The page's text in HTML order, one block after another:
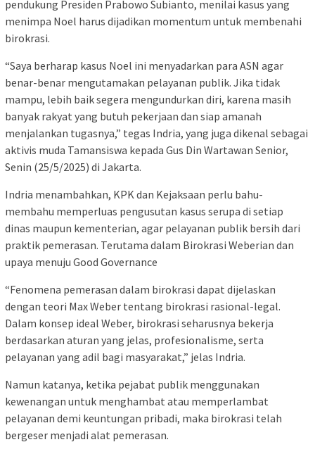
pendukung Presiden Prabowo Subianto, menilai kasus yang
menimpa Noel harus dijadikan momentum untuk membenahi
birokrasi.
“Saya berharap kasus Noel ini menyadarkan para ASN agar
benar-benar mengutamakan pelayanan publik. Jika tidak
mampu, lebih baik segera mengundurkan diri, karena masih
banyak rakyat yang butuh pekerjaan dan siap amanah
menjalankan tugasnya,” tegas Indria, yang juga dikenal sebagai
aktivis muda Tamansiswa kepada Gus Din Wartawan Senior,
Senin (25/5/2025) di Jakarta.
Indria menambahkan, KPK dan Kejaksaan perlu bahu-
membahu memperluas pengusutan kasus serupa di setiap
dinas maupun kementerian, agar pelayanan publik bersih dari
praktik pemerasan. Terutama dalam Birokrasi Weberian dan
upaya menuju Good Governance
“Fenomena pemerasan dalam birokrasi dapat dijelaskan
dengan teori Max Weber tentang birokrasi rasional-legal.
Dalam konsep ideal Weber, birokrasi seharusnya bekerja
berdasarkan aturan yang jelas, profesionalisme, serta
pelayanan yang adil bagi masyarakat,” jelas Indria.
Namun katanya, ketika pejabat publik menggunakan
kewenangan untuk menghambat atau memperlambat
pelayanan demi keuntungan pribadi, maka birokrasi telah
bergeser menjadi alat pemerasan.